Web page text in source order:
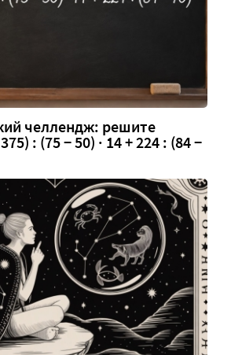
челлендж: решите
: (75 − 50) · 14 + 224 : (84 −